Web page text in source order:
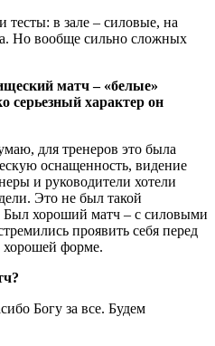
тесты: в зале – силовые, на
Но вообще сильно сложных
матч – «белые»
серьезный характер он
для тренеров это была
оснащенность, видение
и руководители хотели
Это не был такой
Был хороший матч – с силовыми
проявить себя перед
хорошей форме.
Богу за все. Будем